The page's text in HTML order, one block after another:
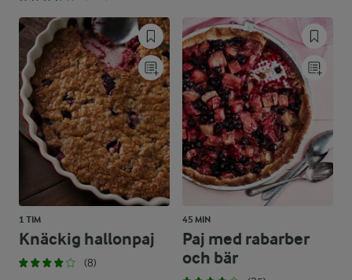
1 TIM
Knäckig hallonpaj
(8)
45 MIN
Paj med rabarber
och bär